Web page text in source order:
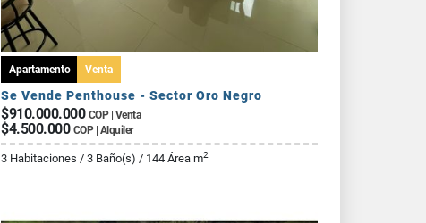
Apartamento Venta
Se Vende Penthouse - Sector Oro Negro
$910.000.000 COP | Venta
$4.500.000 COP | Alquiler
3 Habitaciones / 3 Baño(s) / 144 Área m2